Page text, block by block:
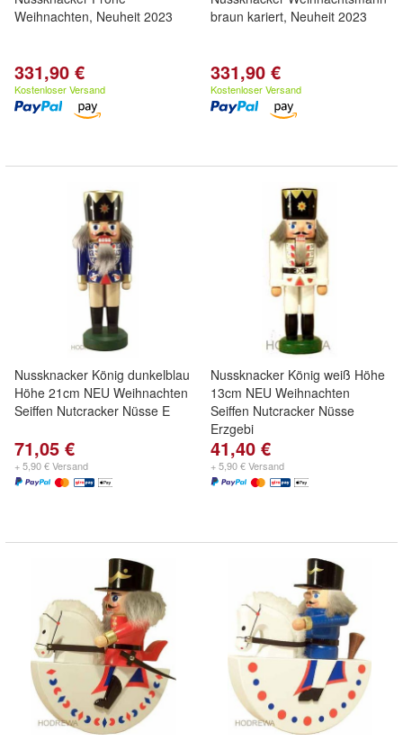
Weihnachten, Neuheit 2023
331,90 €
Kostenloser Versand
braun kariert, Neuheit 2023
331,90 €
Kostenloser Versand
Nussknacker König dunkelblau
Höhe 21cm NEU Weihnachten
Seiffen Nutcracker Nüsse E
71,05 €
+ 5,90 € Versand
Nussknacker König weiß Höhe
13cm NEU Weihnachten
Seiffen Nutcracker Nüsse
Erzgebi
41,40 €
+ 5,90 € Versand